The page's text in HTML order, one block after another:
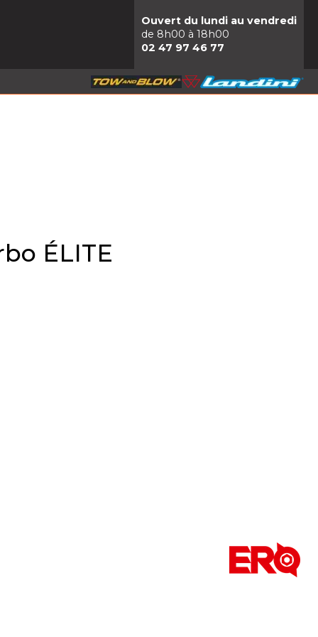
Ouvert du lundi au vendredi
de 8h00 à 18h00
02 47 97 46 77
ÉLITE